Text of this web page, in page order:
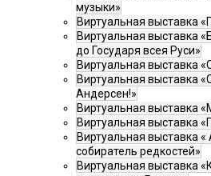
музыки»
Виртуальная выставка
Виртуальная выставка
до Государя всея Руси»
Виртуальная выставка
Виртуальная выставка
Андерсен!»
Виртуальная выставка
Виртуальная выставка
Виртуальная выставка
собиратель редкостей»
Виртуальная выставка